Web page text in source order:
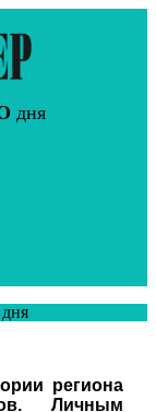
дня
региона
Личным